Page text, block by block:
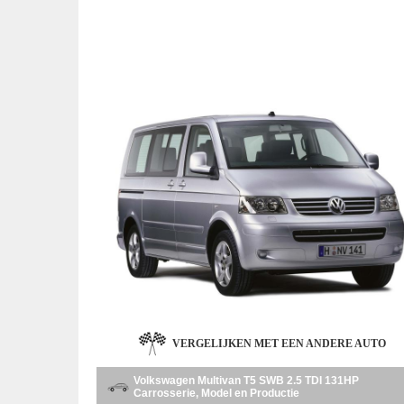
VERGELIJKEN MET EEN ANDERE AUTO
Volkswagen Multivan T5 SWB 2.5 TDI 131HP
Carrosserie, Model en Productie